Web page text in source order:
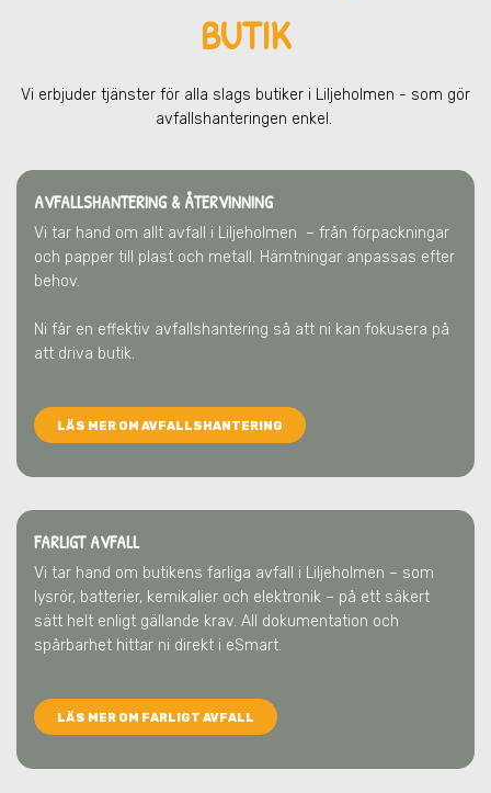
BUTIK
Vi erbjuder tjänster för alla slags butiker i Liljeholmen - som gör
avfallshanteringen enkel.
AVFALLSHANTERING & ÅTERVINNING
Vi tar hand om allt avfall i Liljeholmen – från förpackningar
och papper till plast och metall. Hämtningar anpassas efter
behov.
Ni får en effektiv avfallshantering så att ni kan fokusera på
att driva butik.
LÄS MER OM AVFALLSHANTERING
FARLIGT AVFALL
Vi tar hand om butikens farliga avfall i Liljeholmen – som
lysrör, batterier, kemikalier och elektronik – på ett säkert
sätt helt enligt gällande krav. All dokumentation och
spårbarhet hittar ni direkt i eSmart.
LÄS MER OM FARLIGT AVFALL